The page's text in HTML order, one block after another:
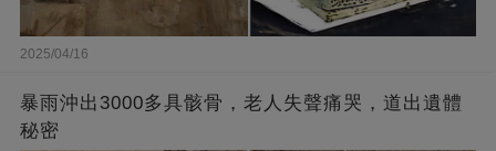
2025/04/16
暴雨沖出3000多具骸骨，老人失聲痛哭，道出遺體
秘密